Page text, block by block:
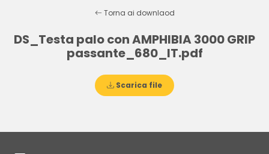
Torna ai downlaod
DS_Testa palo con AMPHIBIA 3000 GRIP
passante_680_IT.pdf
Scarica file